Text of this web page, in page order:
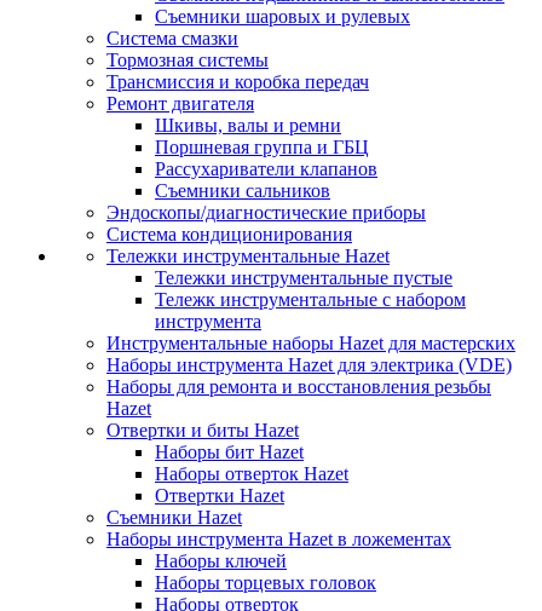
Съемники шаровых и рулевых
Система смазки
Тормозная системы
Трансмиссия и коробка передач
Ремонт двигателя
Шкивы, валы и ремни
Поршневая группа и ГБЦ
Рассухариватели клапанов
Съемники сальников
Эндоскопы/диагностические приборы
Система кондиционирования
Тележки инструментальные Hazet
Тележки инструментальные пустые
Тележк инструментальные с набором
инструмента
Инструментальные наборы Hazet для мастерских
Наборы инструмента Hazet для электрика (VDE)
Наборы для ремонта и восстановления резьбы
Hazet
Отвертки и биты Hazet
Наборы бит Hazet
Наборы отверток Hazet
Отвертки Hazet
Съемники Hazet
Наборы инструмента Hazet в ложементах
Наборы ключей
Наборы торцевых головок
Наборы отверток